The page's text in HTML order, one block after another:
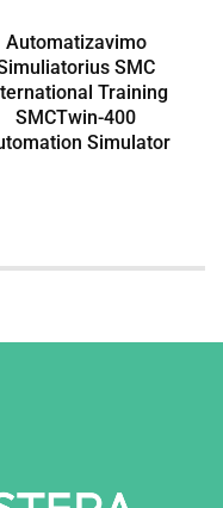
Automatizavimo
SMC
Training
SMCTwin-400
Simulator